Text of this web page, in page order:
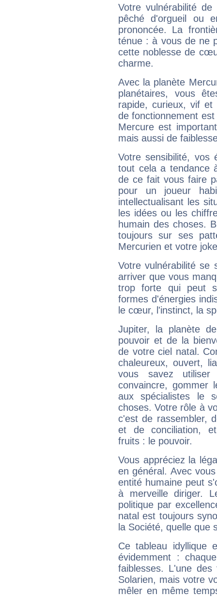
Votre vulnérabilité
pêché d'orgueil ou
prononcée. La
ténue : à vous de ne
cette noblesse de
charme.
Avec la planète
planétaires, vous
rapide, curieux, vif et
de fonctionnement
Mercure est
mais aussi de
Votre sensibilité,
tout cela a tendance
de ce fait vous faire
pour un joueur
intellectualisant les
les idées ou les
humain des choses.
toujours sur ses
Mercurien et votre
Votre vulnérabilité se
arriver que vous
trop forte qui peut
formes d'énergies
le cœur, l'instinct, la
Jupiter, la planète
pouvoir et de la
de votre ciel natal.
chaleureux, ouvert,
vous savez
convaincre, gommer
aux spécialistes le
choses. Votre rôle à
c'est de rassembler,
et de conciliation,
fruits : le pouvoir.
Vous appréciez la
en général. Avec
entité humaine peut
à merveille diriger.
politique par
natal est toujours
la Société, quelle que
Ce tableau idyllique
évidemment :
faiblesses. L'une
Solarien, mais votre
mêler en même